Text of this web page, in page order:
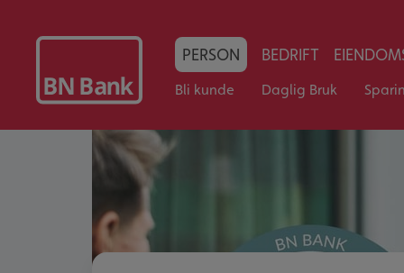
PERSON BEDRIFT
Bli kunde Daglig Bruk